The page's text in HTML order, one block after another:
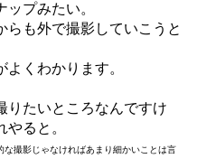
プみたい。
らも外で撮影していこうと
くわかります。
りたいところなんですけ
ると。
な撮影じゃなければあまり細かいことは言